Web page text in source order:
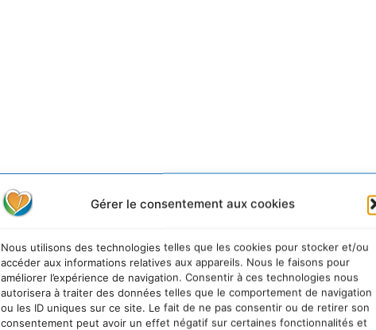
Gérer le consentement aux cookies
Nous utilisons des technologies telles que les cookies pour stocker et/ou
accéder aux informations relatives aux appareils. Nous le faisons pour
améliorer l’expérience de navigation. Consentir à ces technologies nous
autorisera à traiter des données telles que le comportement de navigation
ou les ID uniques sur ce site. Le fait de ne pas consentir ou de retirer son
consentement peut avoir un effet négatif sur certaines fonctionnalités et